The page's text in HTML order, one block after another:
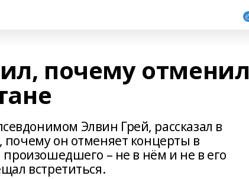
почему отменил
Элвин Грей, рассказал в
он отменяет концерты в
– не в нём и не в его
встретиться.